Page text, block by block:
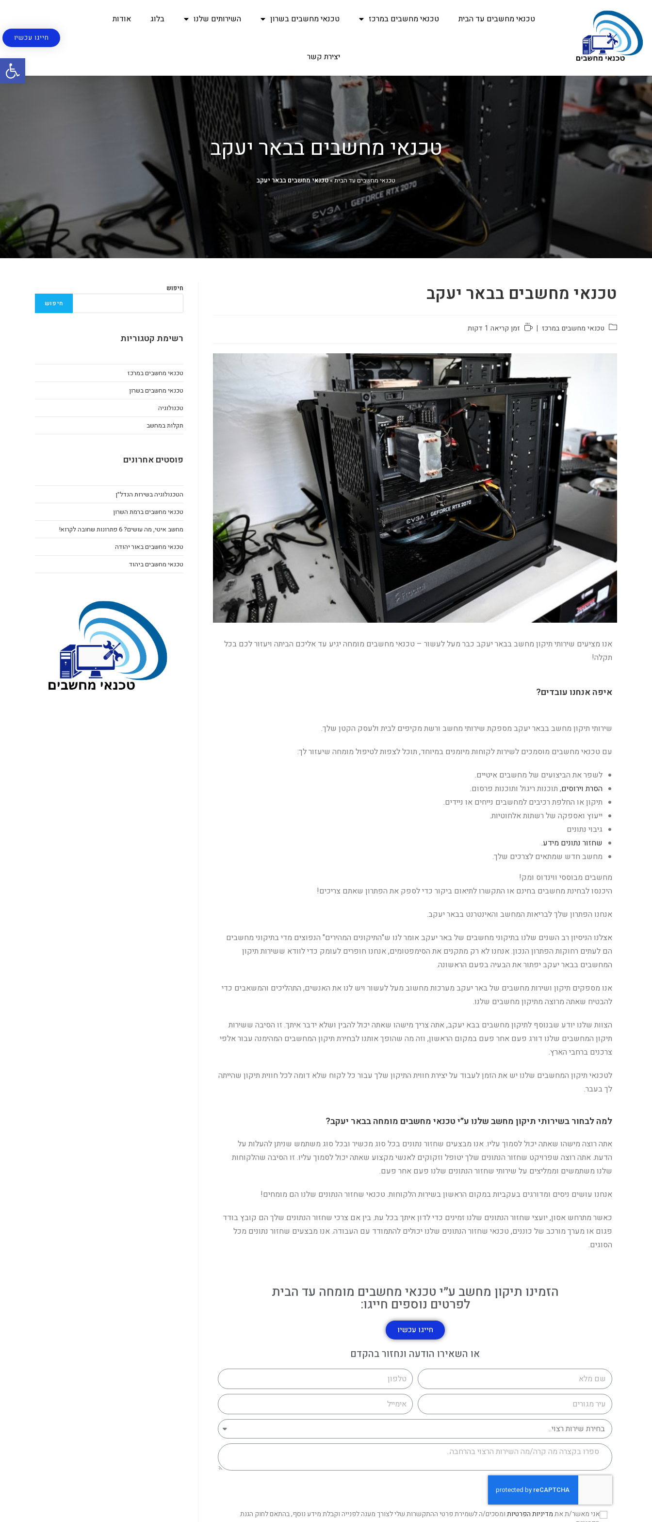
פתח סרגל נגישות
טכנאי מחשבים עד הבית טכנאי מחשבים במרכז טכנאי מחשבים בשרון השירותים שלנו בלוג אודות
יצירת קשר
חייגו עכשיו
טכנאי מחשבים בבאר יעקב
טכנאי מחשבים עד הבית»טכנאי מחשבים בבאר יעקב
טכנאי מחשבים בבאר יעקב
טכנאי מחשבים במרכז זמן קריאה 1 דקות
אנו מציעים שירותי תיקון מחשב בבאר יעקב כבר מעל לעשור – טכנאי מחשבים מומחה יגיע עד אליכם הביתה ויעזור לכם בכל
תקלה!
איפה אנחנו עובדים?
שירותי תיקון מחשב בבאר יעקב מספקת שירותי מחשב ורשת מקיפים לבית ולעסק הקטן שלך.
עם טכנאי מחשבים מוסמכים לשירות לקוחות מיומנים במיוחד, תוכל לצפות לטיפול מומחה שיעזור לך:
לשפר את הביצועים של מחשבים איטיים.
הסרת וירוסים, תוכנות ריגול ותוכנות פרסום.
תיקון או החלפת רכיבים למחשבים נייחים או ניידים.
ייעוץ ואספקה ​​של רשתות אלחוטיות.
גיבוי נתונים
שחזור נתונים מידע.
מחשב חדש שמתאים לצרכים שלך.
מחשבים מבוססי ווינדוס ומק!
היכנסו לבחינת מחשבים בחינם או התקשרו לתיאום ביקור כדי לספק את הפתרון שאתם צריכים!
אנחנו הפתרון שלך לבריאות המחשב והאינטרנט בבאר יעקב.
אצלנו הניסיון רב השנים שלנו בתיקוני מחשבים של באר יעקב אומר לנו ש"התיקונים המהירים" הנפוצים מדי בתיקוני מחשבים
הם לעתים רחוקות הפתרון הנכון. אנחנו לא רק מתקנים את הסימפטומים, אנחנו חופרים לעומק כדי לוודא ששירות תיקון
המחשבים בבאר יעקב יפתור את הבעיה בפעם הראשונה.
אנו מספקים תיקון ושירות מחשבים של באר יעקב מערכות מחשוב מעל לעשור ויש לנו את האנשים, התהליכים והמשאבים כדי
להבטיח שאתה מרוצה מתיקון מחשבים שלנו.
הצוות שלנו יודע שבנוסף לתיקון מחשבים בבא יעקב, אתה צריך מישהו שאתה יכול להבין ושלא ידבר איתך. זו הסיבה ששירות
תיקון המחשבים שלנו דורג פעם אחר פעם במקום הראשון, וזה מה שהופך אותנו לבחירת תיקון המחשבים המהימנה עבור אלפי
צרכנים ברחבי הארץ.
לטכנאי תיקון המחשבים שלנו יש את הזמן לעבוד על יצירת חווית התיקון שלך עבור כל לקוח שלא דומה לכל חווית תיקון שהייתה
לך בעבר.
למה לבחור בשירותי תיקון מחשב שלנו ע״י טכנאי מחשבים מומחה בבאר יעקב?
אתה רוצה מישהו שאתה יכול לסמוך עליו. אנו מבצעים שחזור נתונים בכל סוג מכשיר ובכל סוג משתמש שניתן להעלות על
הדעת. אתה רוצה שפרויקט שחזור הנתונים שלך יטופל וזקוקים לאנשי מקצוע שאתה יכול לסמוך עליו. זו הסיבה שהלקוחות
שלנו משתמשים וממליצים על שירותי שחזור הנתונים שלנו פעם אחר פעם.
אנחנו עושים ניסים ומדורגים בעקביות במקום הראשון בשירות הלקוחות. טכנאי שחזור הנתונים שלנו הם מומחים!
כאשר מתרחש אסון, יועצי שחזור הנתונים שלנו זמינים כדי לדון איתך בכל עת. בין אם צרכי שחזור הנתונים שלך הם קובץ בודד
פגום או מערך מורכב של כוננים, טכנאי שחזור הנתונים שלנו יכולים להתמודד עם העבודה. אנו מבצעים שחזור נתונים מכל
הסוגים.
הזמינו תיקון מחשב ע״י טכנאי מחשבים מומחה עד הבית
לפרטים נוספים חייגו:
חייגו עכשיו
או השאירו הודעה ונחזור בהקדם
אני מאשר/ת אתמדיניות הפרטיותומסכים/ה לשמירת פרטי ההתקשרות שלי לצורך מענה לפנייה וקבלת מידע נוסף, בהתאם לחוק הגנת
חיפוש
חיפוש
רשימת קטגוריות
טכנאי מחשבים במרכז
טכנאי מחשבים בשרון
טכנולוגיה
תקלות במחשב
פוסטים אחרונים
הטכנולוגיה בשירות הנדל״ן
טכנאי מחשבים ברמת השרון
מחשב איטי, מה עושים? 6 פתרונות שחובה לקרוא!
טכנאי מחשבים באור יהודה
טכנאי מחשבים ביהוד